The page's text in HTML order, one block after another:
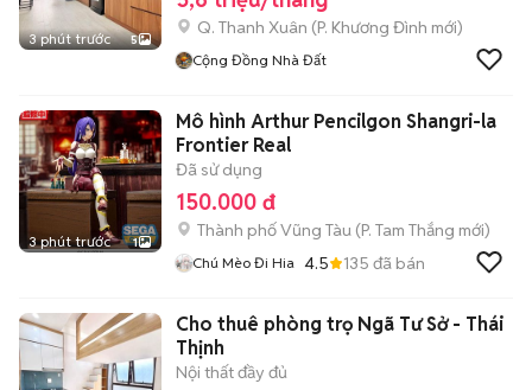
3 phút trước 5
Q. Thanh Xuân (P. Khương Đình mới)
Cộng Đồng Nhà Đất
3 phút trước 1
Mô hình Arthur Pencilgon Shangri-la
Frontier Real
Đã sử dụng
150.000 đ
Thành phố Vũng Tàu (P. Tam Thắng mới)
Chú Mèo Đi Hia 4.5 135 đã bán
Cho thuê phòng trọ Ngã Tư Sở - Thái
Thịnh
Nội thất đầy đủ